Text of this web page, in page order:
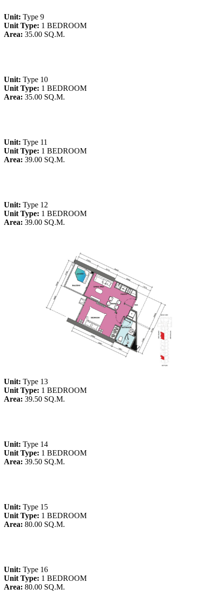
Unit: Type 9
Unit Type: 1 BEDROOM
Area: 35.00 SQ.M.
Unit: Type 10
Unit Type: 1 BEDROOM
Area: 35.00 SQ.M.
Unit: Type 11
Unit Type: 1 BEDROOM
Area: 39.00 SQ.M.
Unit: Type 12
Unit Type: 1 BEDROOM
Area: 39.00 SQ.M.
Unit: Type 13
Unit Type: 1 BEDROOM
Area: 39.50 SQ.M.
Unit: Type 14
Unit Type: 1 BEDROOM
Area: 39.50 SQ.M.
Unit: Type 15
Unit Type: 1 BEDROOM
Area: 80.00 SQ.M.
Unit: Type 16
Unit Type: 1 BEDROOM
Area: 80.00 SQ.M.